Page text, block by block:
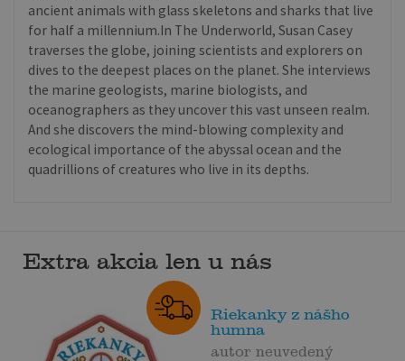
ancient animals with glass skeletons and sharks that live
for half a millennium.In The Underworld, Susan Casey
traverses the globe, joining scientists and explorers on
dives to the deepest places on the planet. She interviews
the marine geologists, marine biologists, and
oceanographers as they uncover this vast unseen realm.
And she discovers the mind-blowing complexity and
ecological importance of the abyssal ocean and the
quadrillions of creatures who live in its depths.
Extra akcia len u nás
Riekanky z nášho
humna
autor neuvedený